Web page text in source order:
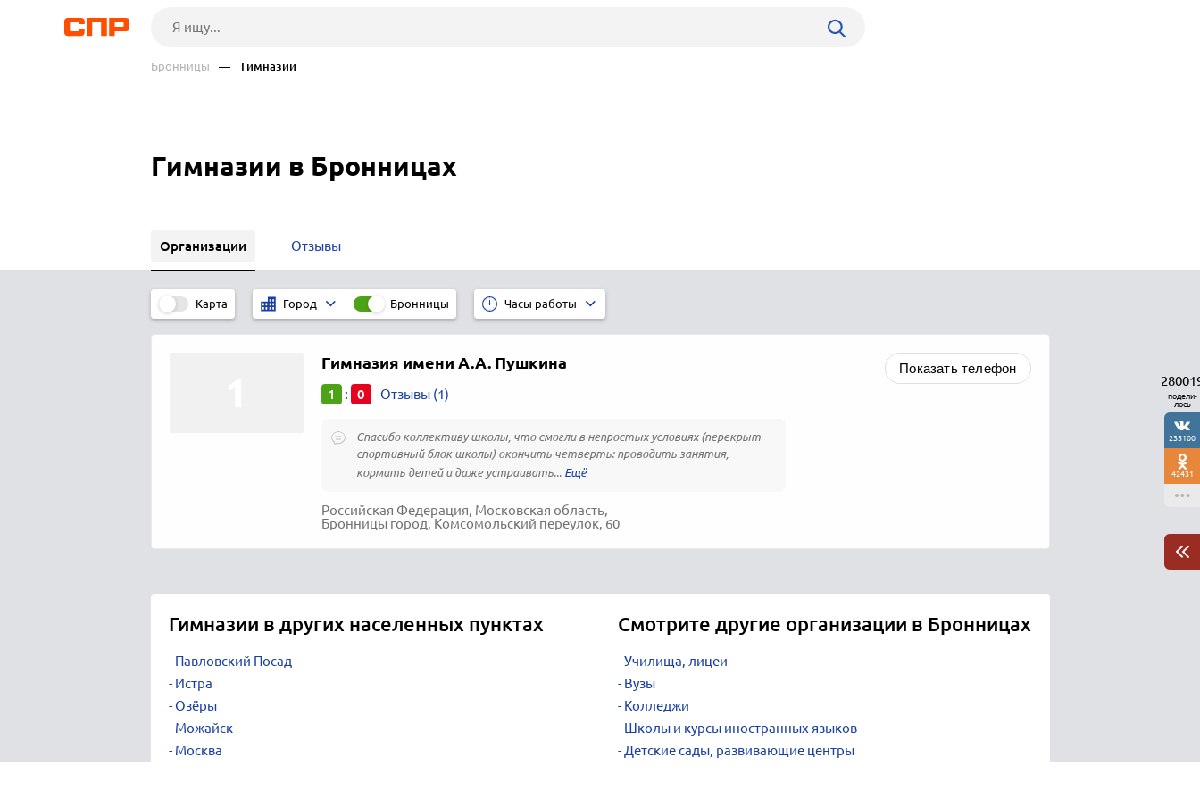
Бронницы — Гимназии
Гимназии в Бронницах
Организации Отзывы
Карта Город Бронницы Часы работы
Гимназия имени А.А. Пушкина
1 : 0 Отзывы (1)
Спасибо коллективу школы, что смогли в непростых условиях (перекрыт
спортивный блок школы) окончить четверть: проводить занятия,
кормить детей и даже устраивать...
Российская Федерация, Московская область,
Бронницы город, Комсомольский переулок, 60
Показать телефон
Гимназии в других населенных пунктах
Павловский Посад
Истра
Озёры
Можайск
Москва
Смотрите другие организации в Бронницах
Училища, лицеи
Вузы
Колледжи
Школы и курсы иностранных языков
Детские сады, развивающие центры
подели-
лось
235100
42431